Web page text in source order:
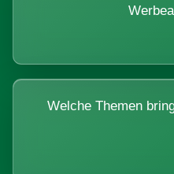
Welche Themen